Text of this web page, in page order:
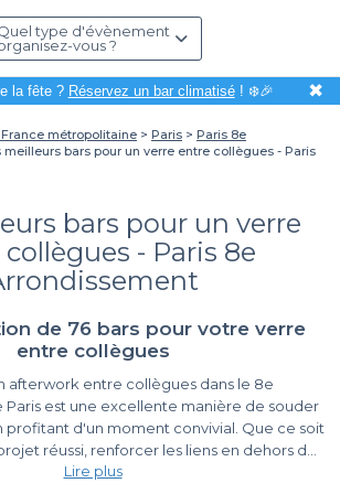
type d'évènement
vous ?
la fête ? Réservez un bar climatisé! ❄️🎉 ✖
métropolitaine Paris
Paris 8e
meilleurs bars pour un verre entre collègues - Paris
bars pour un verre
- Paris 8e
de 76 bars pour votre verre
entre collègues
afterwork entre collègues dans le 8e
Paris est une excellente manière de souder
profitant d'un moment convivial. Que ce soit
réussi, renforcer les liens en dehors du
ou tout simplement décompresser après
Lire plus